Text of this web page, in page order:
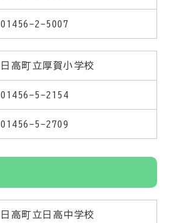
01456-2-5007
日高町立厚賀小学校
01456-5-2154
01456-5-2709
日高町立日高中学校